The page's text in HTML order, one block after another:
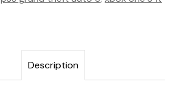
Description